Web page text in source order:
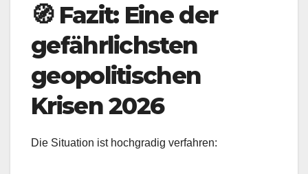
🧭 Fazit: Eine der
gefährlichsten
geopolitischen
Krisen 2026
Die Situation ist hochgradig verfahren: